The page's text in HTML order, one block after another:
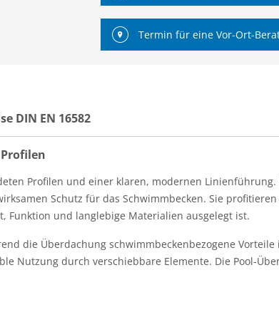
Termin für eine Vor-Ort-
DIN EN 16582
Profilen und einer klaren, modernen Linienführung.
Schutz für das Schwimmbecken. Sie
Funktion und langlebige Materialien ausgelegt ist.
die Überdachung schwimmbeckenbezogene
Nutzung durch verschiebbare Elemente. Die Pool-